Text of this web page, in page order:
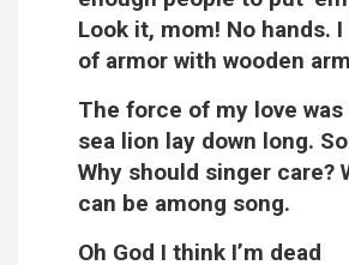
Look it, mom! No hands.
of armor with wooden
The force of my love
sea lion lay down long.
Why should singer care?
can be among song.
Oh God I think I’m dead